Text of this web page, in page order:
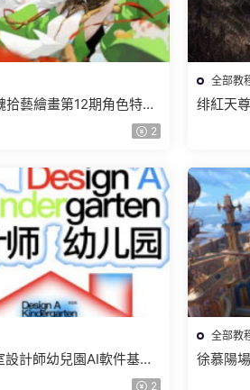
藝繪畫第12期角色特訓
2
全部教
绯紅天
設計師幼兒園AI軟件基礎
2
全部教
徐慕陽